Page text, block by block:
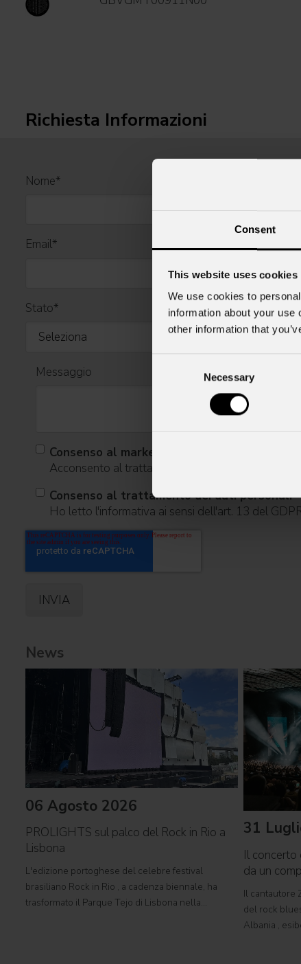
Consent
This website uses cookies
We use cookies to
information about your
other information that
Necessary
Richiesta Informazioni
Nome*
Email*
Stato*
Messaggio
Consenso al marketing
Acconsento al trattamento dei dati per ricevere
Consenso al trattamento dei dati personali
Ho letto l'informativa ai sensi dell'art. 13 del
News
06 Agosto 2026
PROLIGHTS sul palco del Rock in Rio a
Lisbona
L'edizione portoghese del celebre festival
brasiliano Rock in Rio , a cadenza biennale, ha
trasformato il Parque Tejo di Lisbona nella
31
Il concerto
da un
Il cantautore
del rock
Albania ,
World Tour